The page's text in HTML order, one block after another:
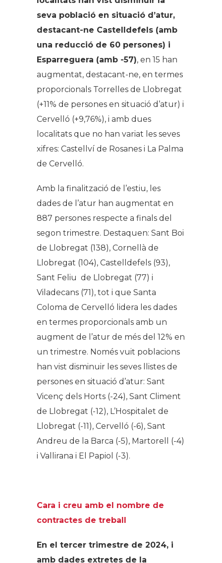
seva població en situació d’atur,
destacant-ne Castelldefels (amb
una reducció de 60 persones) i
Esparreguera (amb -57), en 15 han
augmentat, destacant-ne, en termes
proporcionals Torrelles de Llobregat
(+11% de persones en situació d’atur) i
Cervelló (+9,76%), i amb dues
localitats que no han variat les seves
xifres: Castellví de Rosanes i La Palma
de Cervelló.
Amb la finalització de l’estiu, les
dades de l’atur han augmentat en
887 persones respecte a finals del
segon trimestre. Destaquen: Sant Boi
de Llobregat (138), Cornellà de
Llobregat (104), Castelldefels (93),
Sant Feliu de Llobregat (77) i
Viladecans (71), tot i que Santa
Coloma de Cervelló lidera les dades
en termes proporcionals amb un
augment de l’atur de més del 12% en
un trimestre. Només vuit poblacions
han vist disminuir les seves llistes de
persones en situació d’atur: Sant
Vicenç dels Horts (-24), Sant Climent
de Llobregat (-12), L’Hospitalet de
Llobregat (-11), Cervelló (-6), Sant
Andreu de la Barca (-5), Martorell (-4)
i Vallirana i El Papiol (-3).
Cara i creu amb el nombre de
contractes de treball
En el tercer trimestre de 2024, i
amb dades extretes de la